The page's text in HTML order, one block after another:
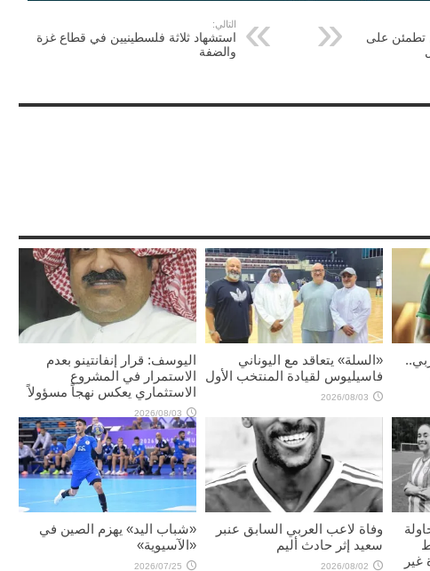
تطمئن على
التالي:
استشهاد ثلاثة فلسطينيين في قطاع غزة
والضفة
«السلة» يتعاقد مع اليوناني
فاسيليوس لقيادة المنتخب الأول
2026/08/03
اليوسف: قرار إنفانتينو بعدم
الاستمرار في المشروع
الاستثماري يعكس نهجاً مسؤولاً
2026/08/03
وفاة لاعب العربي السابق عنبر
سعيد إثر حادث أليم
2026/08/02
«شباب اليد» يهزم الصين في
«الآسيوية»
2026/07/25